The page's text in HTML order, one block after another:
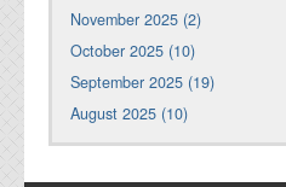
November 2025 (2)
October 2025 (10)
September 2025 (19)
August 2025 (10)